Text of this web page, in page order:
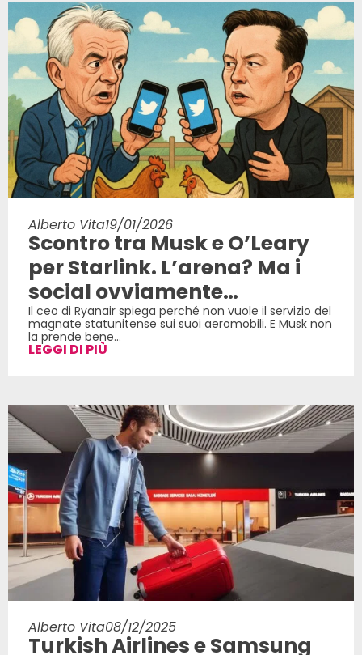
Alberto Vita19/01/2026
Scontro tra Musk e O’Leary
per Starlink. L’arena? Ma i
social ovviamente…
Il ceo di Ryanair spiega perché non vuole il servizio del
magnate statunitense sui suoi aeromobili. E Musk non
la prende bene...
LEGGI DI PIÙ
Alberto Vita08/12/2025
Turkish Airlines e Samsung